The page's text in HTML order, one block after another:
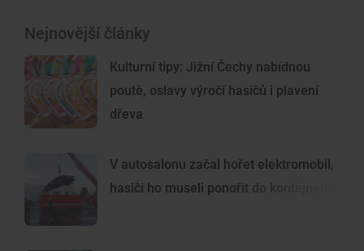
Nejnovější články
Kulturní tipy: Jižní Čechy nabídnou
poutě, oslavy výročí hasičů i plavení
dřeva
V autosalonu začal hořet elektromobil,
hasiči ho museli ponořit do kontejneru